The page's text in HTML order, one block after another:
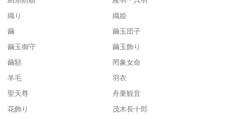
織り
織姫
繭
繭玉団子
繭玉御守
繭玉飾り
繭額
罔象女命
羊毛
羽衣
聖天尊
舟乗観音
花飾り
茂木長十郎